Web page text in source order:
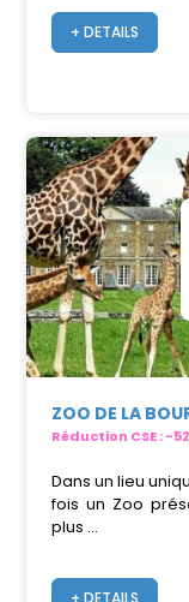
+ DETAILS
ZOO DE LA
Réduction CSE : -
Dans un lieu
fois un Zoo
plus ...
+ DETAILS